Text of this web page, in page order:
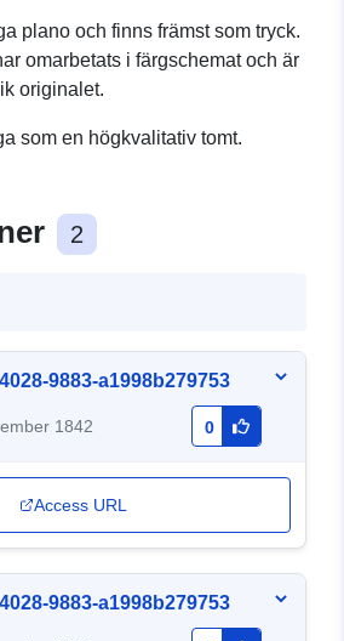
plano och finns främst som tryck.
omarbetats i färgschemat och är
originalet.
som en högkvalitativ tomt.
2
9883-a1998b279753
1842 0
Access URL
9883-a1998b279753